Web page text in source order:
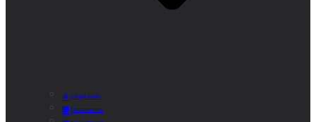
Corporación
Documentos